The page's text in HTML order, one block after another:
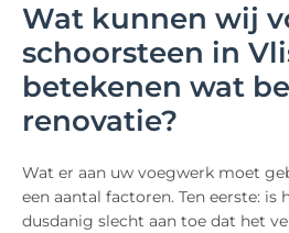
Wat kunnen wij
schoorsteen in
betekenen wat
renovatie?
Wat er aan uw voegwerk moet
een aantal factoren. Ten eerste: is
dusdanig slecht aan toe dat het